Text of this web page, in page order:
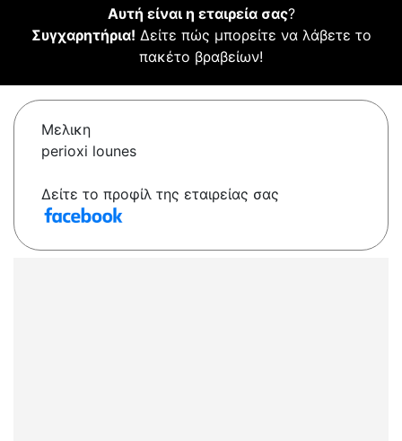
Αυτή είναι η εταιρεία σας?
Συγχαρητήρια! Δείτε πώς μπορείτε να λάβετε το
πακέτο βραβείων!
Μελικη
perioxi lounes
Δείτε το προφίλ της εταιρείας σας